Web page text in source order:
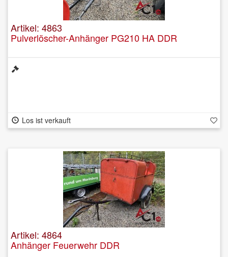
Artikel: 4863
Pulverlöscher-Anhänger PG210 HA DDR
Los ist verkauft
Artikel: 4864
Anhänger Feuerwehr DDR